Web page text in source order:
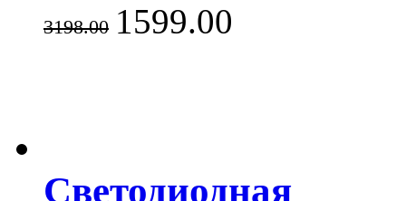
3198.00 1599.00
Светодиодная